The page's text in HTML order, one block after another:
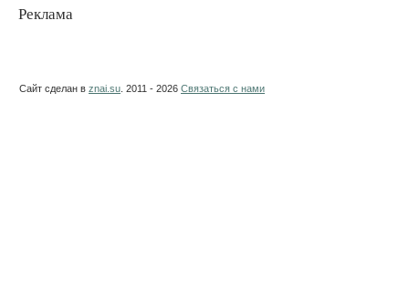
Реклама
Сайт сделан в znai.su . 2011 - 2026 Связаться с нами